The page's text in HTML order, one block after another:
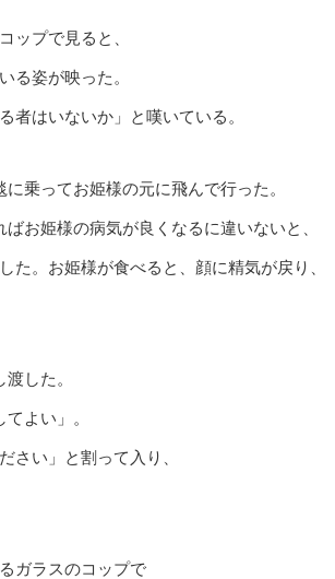
ップで見ると、
る姿が映った。
者はいないか」と嘆いている。
乗ってお姫様の元に飛んで行った。
お姫様の病気が良くなるに違いないと、
た。お姫様が食べると、顔に精気が戻り、
した。
よい」。
さい」と割って入り、
ガラスのコップで